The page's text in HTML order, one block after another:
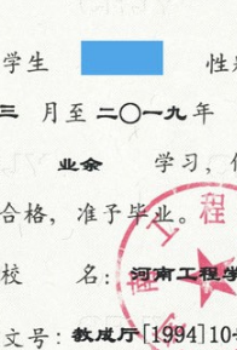
育2025 南阳师范学院成人高等学历
年专本科招生简章